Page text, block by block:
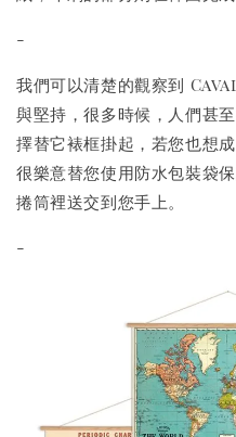
-
我們可以清楚的觀察到
與堅持，很多時候，人們甚
擇替它裱框掛起，若您也
很樂意替您使用防水包裝袋
捲筒裡送交到您手上。
-